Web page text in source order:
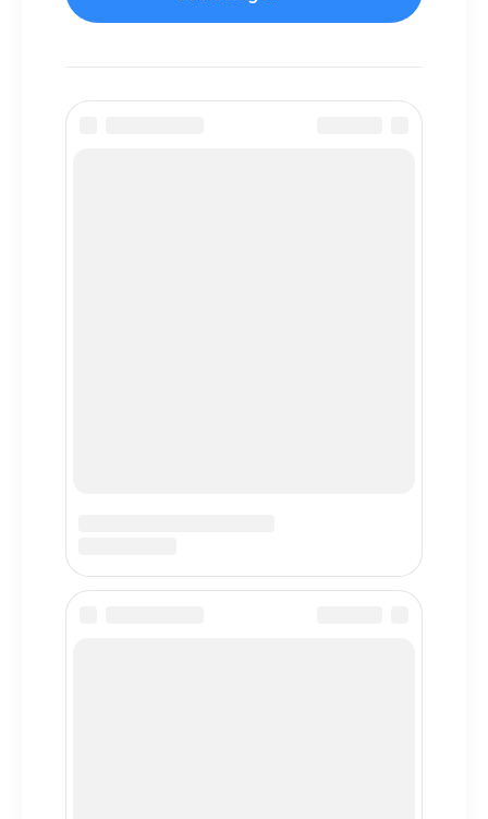
Каталог автомобилей
Каталог двигателей